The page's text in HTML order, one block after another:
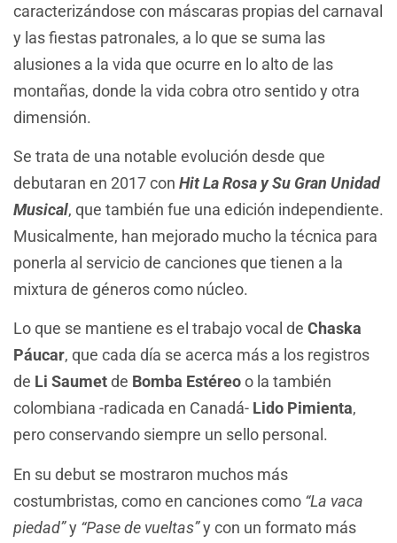
caracterizándose con máscaras propias del carnaval
y las fiestas patronales, a lo que se suma las
alusiones a la vida que ocurre en lo alto de las
montañas, donde la vida cobra otro sentido y otra
dimensión.
Se trata de una notable evolución desde que
debutaran en 2017 con Hit La Rosa y Su Gran Unidad
Musical, que también fue una edición independiente.
Musicalmente, han mejorado mucho la técnica para
ponerla al servicio de canciones que tienen a la
mixtura de géneros como núcleo.
Lo que se mantiene es el trabajo vocal de Chaska
Páucar, que cada día se acerca más a los registros
de Li Saumetde Bomba Estéreoo la también
colombiana -radicada en Canadá- Lido Pimienta,
pero conservando siempre un sello personal.
En su debut se mostraron muchos más
costumbristas, como en canciones como “La vaca
piedad”y “Pase de vueltas”y con un formato más